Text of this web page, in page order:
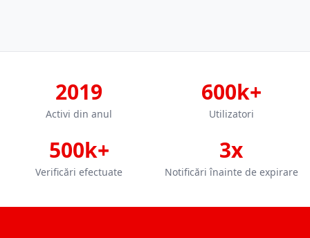
2019
Activi din anul
600k+
Utilizatori
500k+
Verificări efectuate
3x
Notificări înainte de expirare